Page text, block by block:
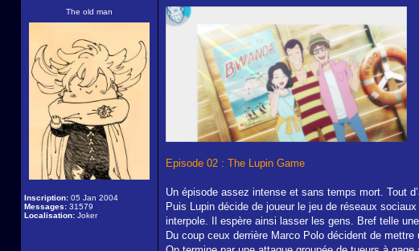
The old man
Inscription: 05 Jan 2004
Messages: 31579
Localisation: Joker
Episode 02 : The Lupin Game
Un épisode assez intense et sans temps mort. Tout
Puis Lupin décide de joueur le jeu de réseaux
interpole. Il espère ainsi lasser les gens. Bref telle
Du coup ceux derrière Marco Polo décident de